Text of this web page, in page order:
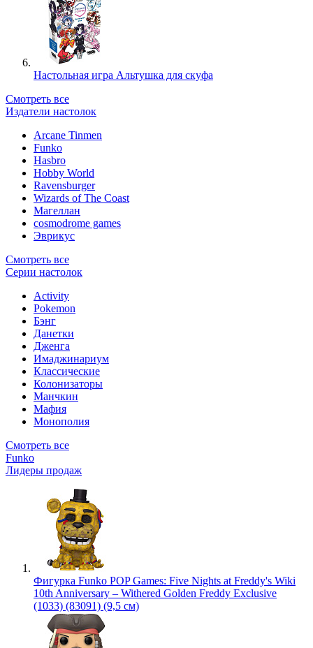
Настольная игра Альтушка для скуфа
Смотреть все
Издатели настолок
Arcane Tinmen
Funko
Hasbro
Hobby World
Ravensburger
Wizards of The Coast
Магеллан
сosmodrome games
Эврикус
Смотреть все
Серии настолок
Activity
Pokemon
Бэнг
Данетки
Дженга
Имаджинариум
Классические
Колонизаторы
Манчкин
Мафия
Монополия
Смотреть все
Funko
Лидеры продаж
Фигурка Funko POP Games: Five Nights at Freddy's Wiki
10th Anniversary – Withered Golden Freddy Exclusive
(1033) (83091) (9,5 см)